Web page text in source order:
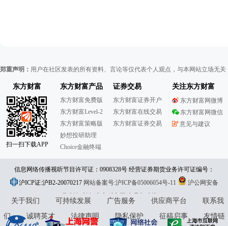
郑重声明： 用户在社区发表的所有资料、言论等仅代表个人观点，与本网站立场无
东方财富
扫一扫下载APP
东方财富产品
东方财富免费版
东方财富Level-2
东方财富策略版
妙想投研助理
Choice金融终端
证券交易
东方财富证券开户
东方财富在线交易
东方财富证券交易
关注东方财富
东方财富网微博
东方财富网微信
意见与建议
信息网络传播视听节目许可证：0908328号 经营证券期货业务许可证编号：
913101046312860336 违法和不良信息举报:021-61278686 举报邮箱：
jubao@eastmoney.com
沪ICP证:沪B2-20070217 网站备案号:沪ICP备05006054号-11
沪公网安备
31010402000120号版权所有:东方财富网意见与建议:4000300059/952500
关于我们 可持续发展 广告服务 供应商平台
联系我
们
诚聘英才 法律声明 隐私保护 征稿启事
友情链